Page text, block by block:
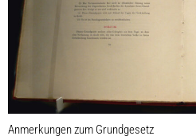
Anmerkungen zum Grundgesetz